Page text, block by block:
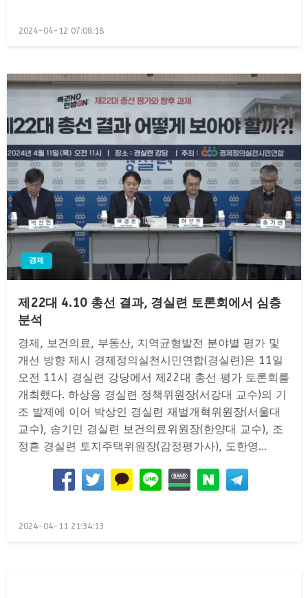
Posted
2024-04-12 07:08:18
경제
제22대 4.10 총선 결과, 경실련 토론회에서 심층
분석
경제, 보건의료, 부동산, 지역균형발전 분야별 평가 및
개선 방향 제시 경제정의실천시민연합(경실련)은 11일
오전 11시 경실련 강당에서 제22대 총선 평가 토론회를
개최했다. 하상응 경실련 정책위원장(서강대 교수)의 기
조 발제에 이어 박상인 경실련 재벌개혁위원장(서울대
교수), 송기민 경실련 보건의료위원장(한양대 교수), 조
정흔 경실련 토지주택위원장(감정평가사), 도한영…
Posted
2024-04-11 21:34:13